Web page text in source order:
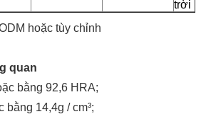
trời
hoặc tùy chỉnh
quan
bằng 92,6 HRA;
bằng 14,4g / cm³;